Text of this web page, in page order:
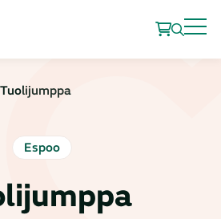
Tuolijumppa
Espoo